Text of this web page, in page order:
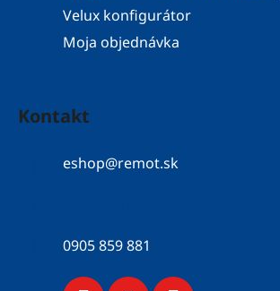
Velux konfigurátor
Moja objednávka
Kontakt
eshop@remot.sk
0905 859 881